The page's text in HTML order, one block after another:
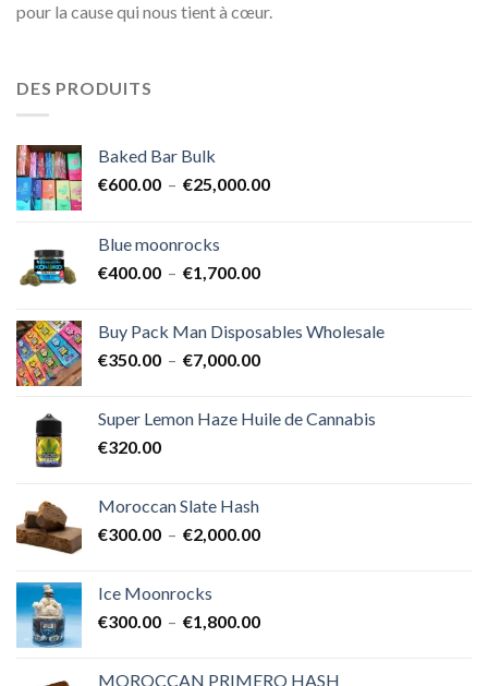
pour la cause qui nous tient à cœur.
DES PRODUITS
Baked Bar Bulk
€600.00 – €25,000.00Plage
Blue moonrocks
€400.00 – €1,700.00Plage
€400.00
à
Buy Pack Man Disposables Wholesale
€350.00 – €7,000.00Plage
€350.00
Super Lemon Haze Huile de Cannabis
€320.00
Moroccan Slate Hash
€300.00 – €2,000.00Plage
à
Ice Moonrocks
€300.00 – €1,800.00Plage
MOROCCAN PRIMERO HASH